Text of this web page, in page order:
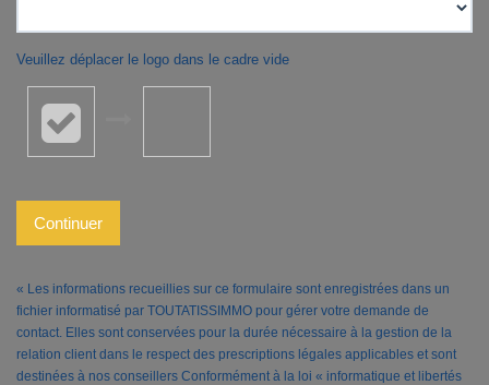
Veuillez déplacer le logo dans le cadre vide
Continuer
« Les informations recueillies sur ce formulaire sont enregistrées dans un
fichier informatisé par TOUTATISSIMMO pour gérer votre demande de
contact. Elles sont conservées pour la durée nécessaire à la gestion de la
relation client dans le respect des prescriptions légales applicables et sont
destinées à nos conseillers Conformément à la loi « informatique et libertés